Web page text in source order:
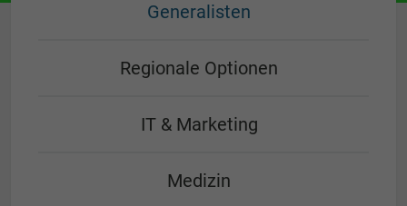
Generalisten
Regionale Optionen
IT & Marketing
Medizin